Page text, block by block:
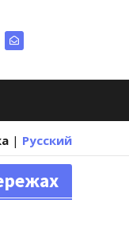
| Русский